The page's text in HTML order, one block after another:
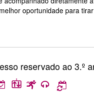
oportunidade para
reservado ao 3.º